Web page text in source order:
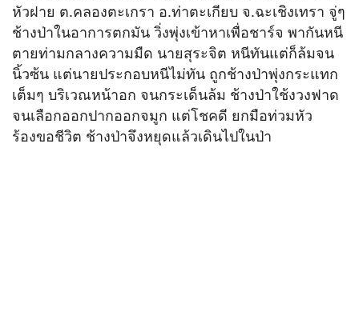
หัวฝาย ต.คลองตะเกรา อ.ท่าตะเกียบ จ.ฉะเชิงเทรา จู่ๆ
ช้างป่าในอาการตกมัน วิ่งพุ่งเข้าหาเพื่อชาร์จ พากันหนี
ตายท่ามกลางความมืด นายสุระจิต หนีทันแต่ก็ล้มจน
นิ้วซ้น แต่นายประกอบหนีไม่ทัน ถูกช้างป่าพุ่งกระแทก
เต็มๆ บริเวณหน้าอก จนกระเด็นล้ม ช้างป่าใช้งวงฟาด
จนเลือกออกปากออกจมูก แต่โชคดี ยกมือท่วมหัว
ร้องขอชีวิต ช้างป่าจึงหยุดแล้วเดินไปในป่า